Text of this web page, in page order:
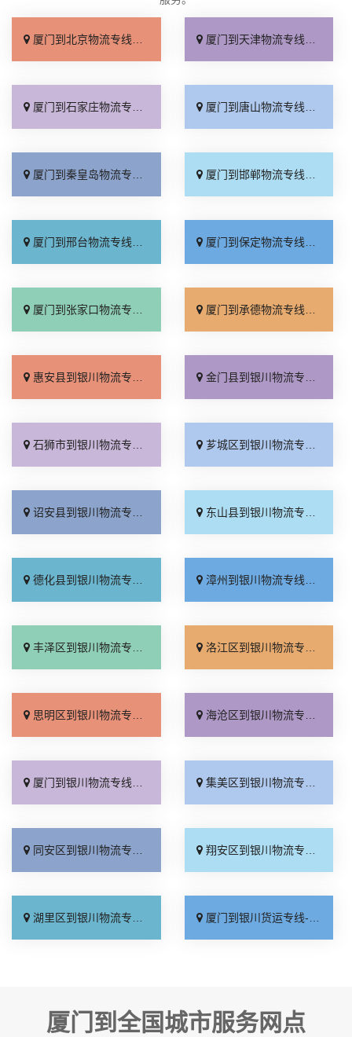
厦门到北京物流专线_直达不中转「送货到门」 厦门到天津物流专线_运保时效「高效快运」
厦门到石家庄物流专线_准时准点「多少公里」 厦门到唐山物流专线_全境派送「收费介绍」
厦门到秦皇岛物流专线_高效运输「运保时效」 厦门到邯郸物流专线_物流拼车「全境配送」
厦门到邢台物流专线_专业靠谱「上门提货」 厦门到保定物流专线_全程直达「高效运输」
厦门到张家口物流专线_全境派送「多久能到」 厦门到承德物流专线_专业调车「合理收费」
惠安县到银川物流专线_高效运输「无需中转」 金门县到银川物流专线_直达特快专线「诚信经营」
石狮市到银川物流专线_直达不中转「专线查询」 芗城区到银川物流专线_送货到门「价格实惠」
诏安县到银川物流专线_快速直达「准时到货」 东山县到银川物流专线_实时反馈「全程定位」
德化县到银川物流专线_多久能到「来电咨询」 漳州到银川物流专线_物流拼车「价格透明」
丰泽区到银川物流专线_高效运输「不随意加价」 洛江区到银川物流专线_放心物流「送货到门」
思明区到银川物流专线_直达到站「运价行情」 海沧区到银川物流专线_上门取件「省事省心」
厦门到银川物流专线_多少一吨「定点发车」 集美区到银川物流专线_实时跟踪 「收费介绍」
同安区到银川物流专线_全境派送「上门取件」 翔安区到银川物流专线_直达不中转「准时到货」
湖里区到银川物流专线_费用多少「需要几天」 厦门到银川货运专线-厦门到银川物流公司_上门取件「诚信为先」
厦门到全国城市服务网点